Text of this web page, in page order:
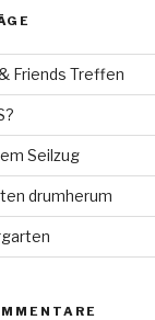
Friends Treffen
Seilzug
drumherum